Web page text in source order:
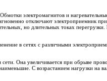
электромагнитов и
отключают электроприемник
но длительных токах
в сетях с различными
Она увеличивается при обрыве
С возрастанием нагрузки на